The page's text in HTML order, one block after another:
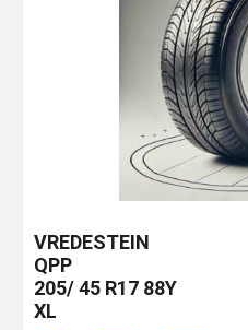
VREDESTEIN
QPP
205/ 45 R17 88Y
XL